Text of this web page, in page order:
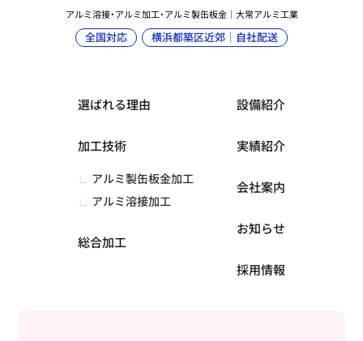
アルミ溶接・アルミ加工・アルミ製缶板金｜大常アルミ工業
全国対応 横浜都築区近郊｜自社配送
選ばれる理由
加工技術
アルミ製缶板金加工
アルミ溶接加工
総合加工
設備紹介
実績紹介
会社案内
お知らせ
採用情報